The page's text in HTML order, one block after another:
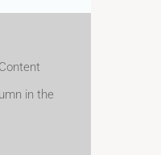
in the